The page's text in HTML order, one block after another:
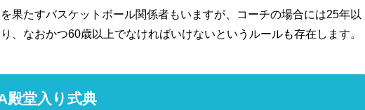
果たすバスケットボール関係者もいますが、コーチの場合には25年以
、なおかつ60歳以上でなければいけないというルールも存在します。
殿堂入り式典